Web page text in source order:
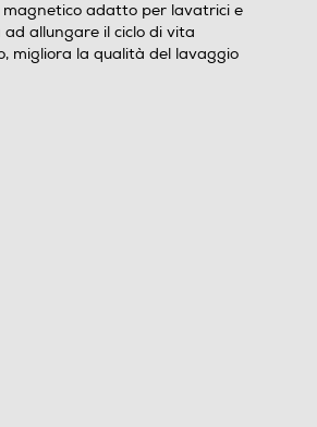
magnetico adatto per lavatrici e
allungare il ciclo di vita
migliora la qualità del lavaggio